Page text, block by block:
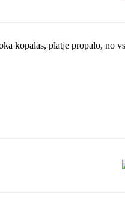
kopalas, platje propalo, no